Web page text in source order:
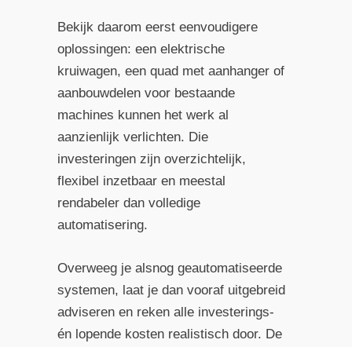
Bekijk daarom eerst eenvoudigere
oplossingen: een elektrische
kruiwagen, een quad met aanhanger of
aanbouwdelen voor bestaande
machines kunnen het werk al
aanzienlijk verlichten. Die
investeringen zijn overzichtelijk,
flexibel inzetbaar en meestal
rendabeler dan volledige
automatisering.
Overweeg je alsnog geautomatiseerde
systemen, laat je dan vooraf uitgebreid
adviseren en reken alle investerings-
én lopende kosten realistisch door. De